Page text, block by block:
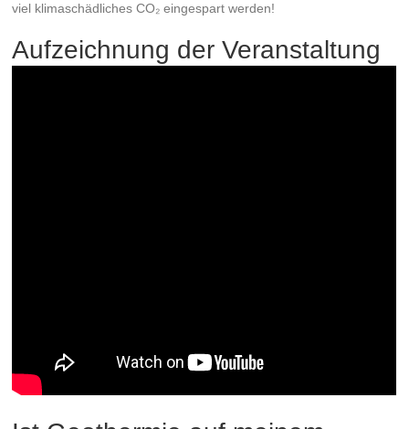
viel klimaschädliches CO₂ eingespart werden!
Aufzeichnung der Veranstaltung